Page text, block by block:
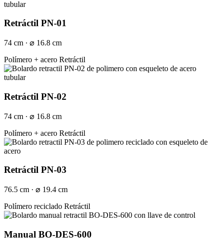
Retráctil PN-01
74 cm · ⌀ 16.8 cm
Polímero + acero Retráctil
Retráctil PN-02
74 cm · ⌀ 16.8 cm
Polímero + acero Retráctil
Retráctil PN-03
76.5 cm · ⌀ 19.4 cm
Polímero reciclado Retráctil
Manual BO-DES-600